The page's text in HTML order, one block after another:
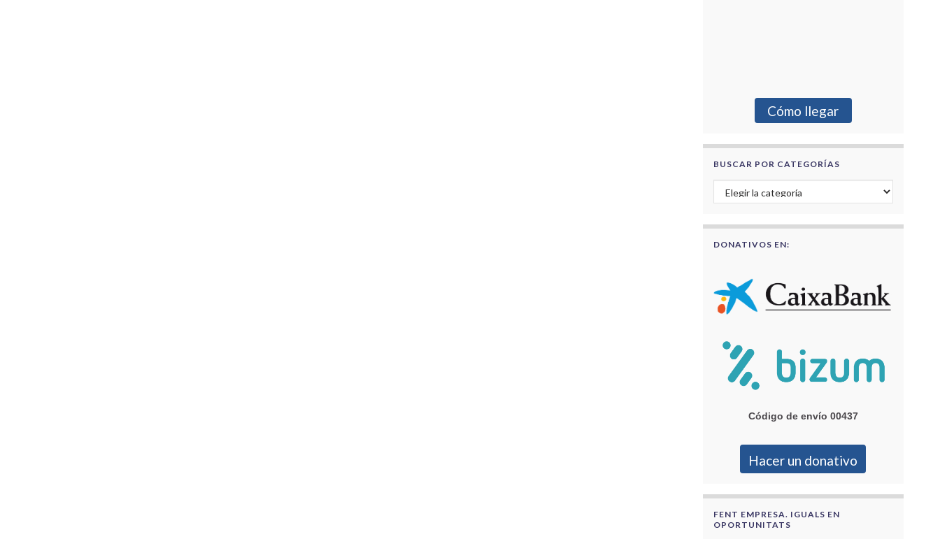
Cómo llegar
BUSCAR POR CATEGORÍAS
Buscar por categorías
DONATIVOS EN:
Código de envío 00437
Hacer un donativo
FENT EMPRESA. IGUALS EN
OPORTUNITATS